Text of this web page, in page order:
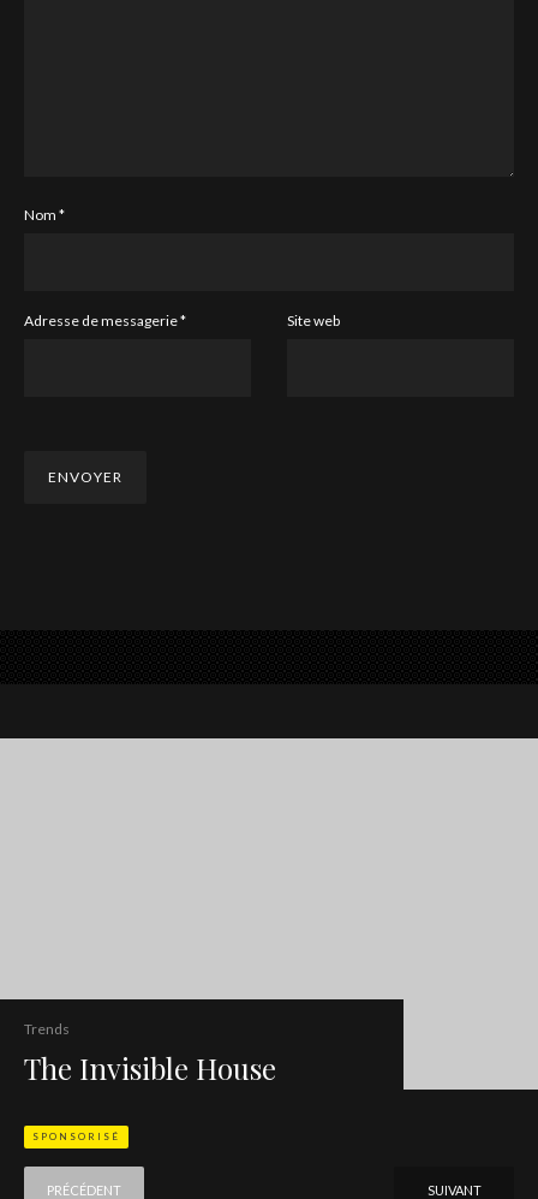
Nom *
Adresse de messagerie* Site web
Trends
The Invisible House
SPONSORISÉ
PRÉCÉDENT SUIVANT